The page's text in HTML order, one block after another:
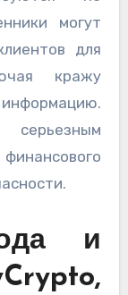
могут
для
кражу
и